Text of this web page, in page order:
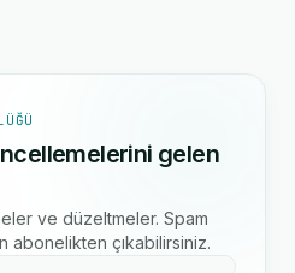
gelen
ve düzeltmeler. Spam
çıkabilirsiniz.